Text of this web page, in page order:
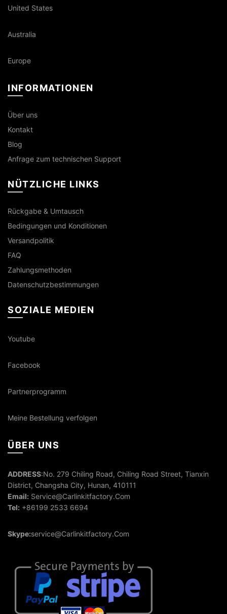
United States
Australia
Europe
INFORMATIONEN
Über uns
Kontakt
Blog
Anfrage zum technischen Support
NÜTZLICHE LINKS
Rückgabe & Umtausch
Bedingungen und Konditionen
Versandpolitik
FAQ
Zahlungsmethoden
Datenschutzbestimmungen
SOZIALE MEDIEN
Youtube
Facebook
Partnerprogramm
Meine Bestellung verfolgen
ÜBER UNS
ADDRESS:No. 279 Chiling Road, Chiling Road Street, Tianxin
District, Changsha City, Hunan, 410111
Email: Service@Carlinkitfactory.Com
Tel: +86199 2533 6694
Skype:service@Carlinkitfactory.Com